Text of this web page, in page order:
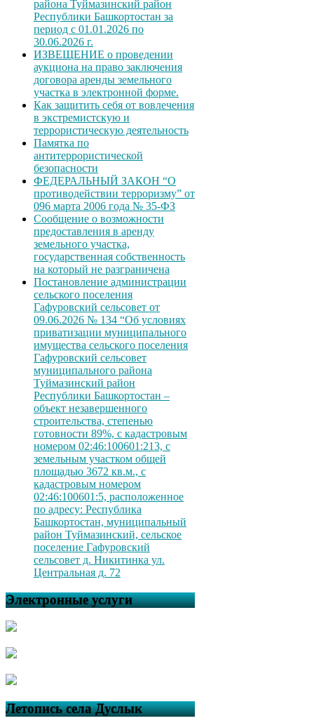
района Туймазинский район
Республики Башкортостан за
период с 01.01.2026 по
30.06.2026 г.
ИЗВЕЩЕНИЕ о проведении
аукциона на право заключения
договора аренды земельного
участка в электронной форме.
Как защитить себя от вовлечения
в экстремистскую и
террористическую деятельность
Памятка по
антитеррористической
безопасности
ФЕДЕРАЛЬНЫЙ ЗАКОН “О
противодействии терроризму” от
096 марта 2006 года № 35-ФЗ
Сообщение о возможности
предоставления в аренду
земельного участка,
государственная собственность
на который не разграничена
Постановление администрации
сельского поселения
Гафуровский сельсовет от
09.06.2026 № 134 “Об условиях
приватизации муниципального
имущества сельского поселения
Гафуровский сельсовет
муниципального района
Туймазинский район
Республики Башкортостан –
объект незавершенного
строительства, степенью
готовности 89%, с кадастровым
номером 02:46:100601:213, с
земельным участком общей
площадью 3672 кв.м., с
кадастровым номером
02:46:100601:5, расположенное
по адресу: Республика
Башкортостан, муниципальный
район Туймазинский, сельское
поселение Гафуровский
сельсовет д. Никитинка ул.
Центральная д. 72
Электронные услуги
Летопись села Дуслык